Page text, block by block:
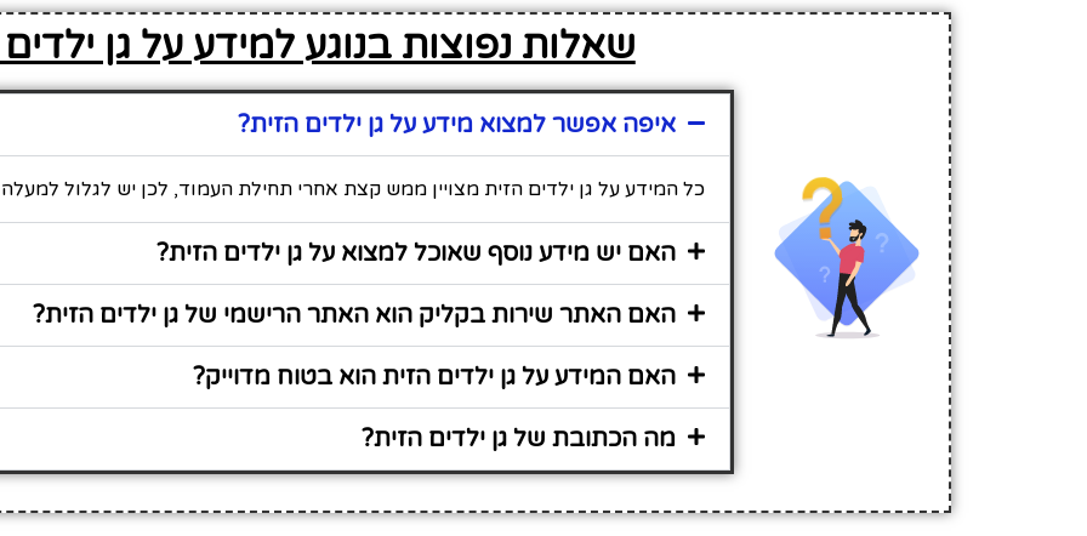
שאלות נפוצות בנוגע למידע על גן
איפה אפשר למצוא מידע על גן ילדים הזית?
כל המידע על גן ילדים הזית מצויין ממש קצת אחרי תחילת העמוד, לכן יש לגלול
האם יש מידע נוסף שאוכל למצוא על גן ילדים הזית?
האם האתר שירות בקליק הוא האתר הרישמי של גן ילדים הזית?
האם המידע על גן ילדים הזית הוא בטוח מדוייק?
מה הכתובת של גן ילדים הזית?